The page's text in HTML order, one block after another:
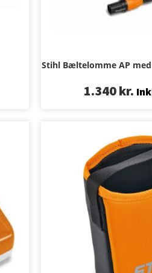
Stihl Bæltelomme AP
1.340kr.